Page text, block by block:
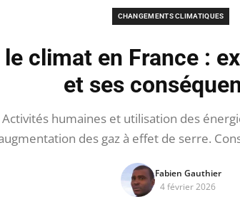
CHANGEMENTS CLIMATIQUES
le climat en France :
et ses
Activités humaines et utilisation des
des gaz à effet de serre.
Fabien Gauthier
4 février 2026